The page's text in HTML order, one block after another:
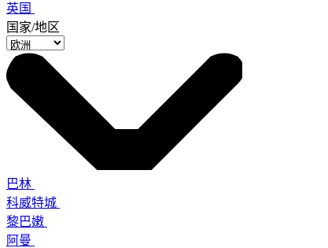
英国
国家/地区
巴林
科威特城
黎巴嫩
阿曼